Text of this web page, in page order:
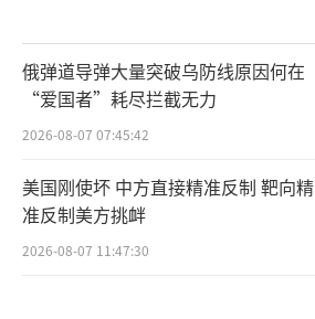
俄弹道导弹大量突破乌防线原因何在
“爱国者”耗尽拦截无力
2026-08-07 07:45:42
美国刚使坏 中方直接精准反制 靶向精
准反制美方挑衅
2026-08-07 11:47:30